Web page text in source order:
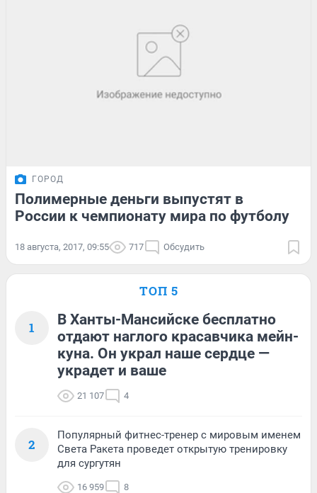
ГОРОД
Полимерные деньги выпустят в
России к чемпионату мира по футболу
18 августа, 2017, 09:55 717 Обсудить
ТОП 5
1
В Ханты-Мансийске бесплатно
отдают наглого красавчика мейн-
куна. Он украл наше сердце —
украдет и ваше
21 107 4
2
Популярный фитнес-тренер с мировым именем
Света Ракета проведет открытую тренировку
для сургутян
16 959 8